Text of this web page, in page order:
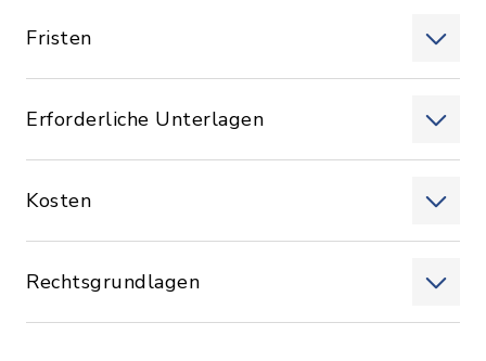
Fristen
Erforderliche Unterlagen
Kosten
Rechtsgrundlagen